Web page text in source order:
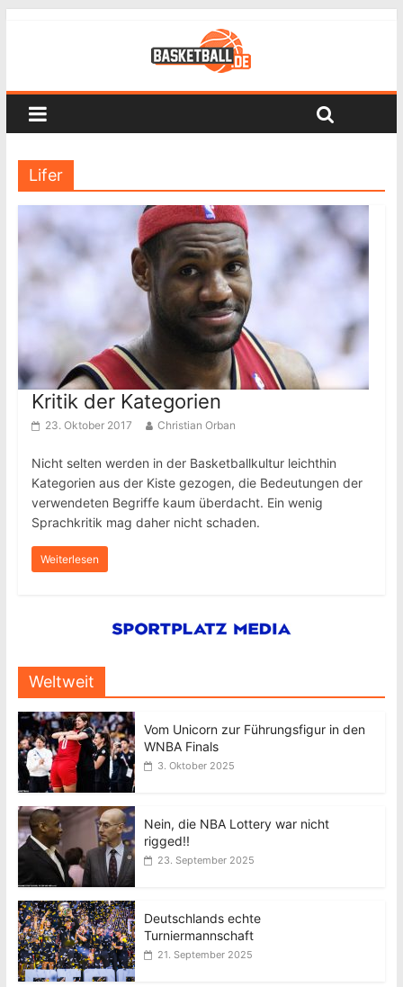
Lifer
Kritik der Kategorien
23. Oktober 2017 Christian Orban
Nicht selten werden in der Basketballkultur leichthin
Kategorien aus der Kiste gezogen, die Bedeutungen der
verwendeten Begriffe kaum überdacht. Ein wenig
Sprachkritik mag daher nicht schaden.
Weiterlesen
Weltweit
Vom Unicorn zur Führungsfigur in den
WNBA Finals
3. Oktober 2025
Nein, die NBA Lottery war nicht
rigged!!
23. September 2025
Deutschlands echte
Turniermannschaft
21. September 2025